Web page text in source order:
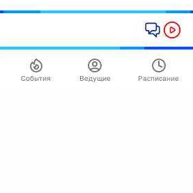
События Ведущие Расписание